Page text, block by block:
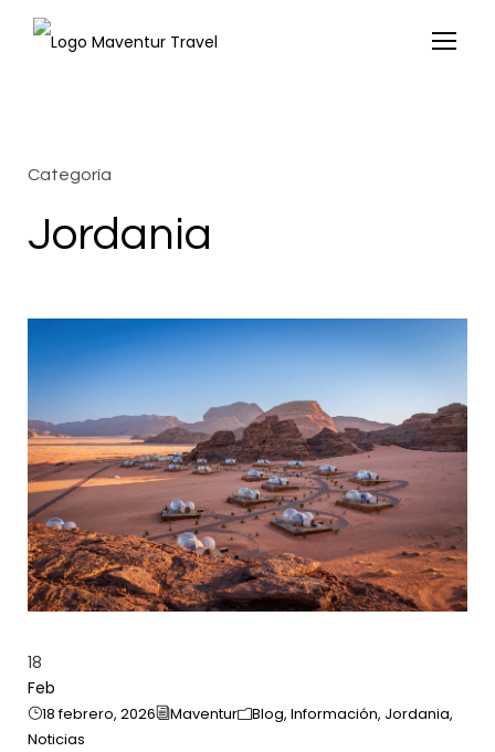
Categoría
Jordania
18
Feb
18 febrero, 2026 Maventur Blog, Información, Jordania,
Noticias